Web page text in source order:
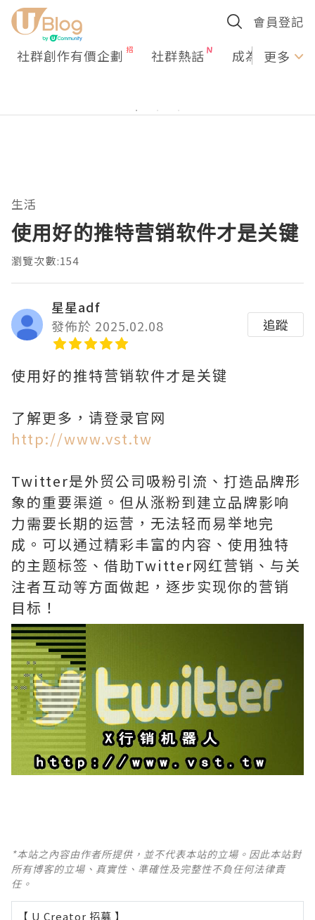
會員登記
社群創作有價企劃 社群熱話 成為U更多
生活
使用好的推特营销软件才是关键
瀏覽次數:154
星星adf
發佈於 2025.02.08
追蹤
使用好的推特营销软件才是关键
了解更多，请登录官网
http://www.vst.tw
Twitter是外贸公司吸粉引流、打造品牌形
象的重要渠道。但从涨粉到建立品牌影响
力需要长期的运营，无法轻而易举地完
成。可以通过精彩丰富的内容、使用独特
的主题标签、借助Twitter网红营销、与关
注者互动等方面做起，逐步实现你的营销
目标！
*本站之內容由作者所提供，並不代表本站的立場。因此本站對
所有博客的立場、真實性、準確性及完整性不負任何法律責
任。
【 U Creator 招募 】